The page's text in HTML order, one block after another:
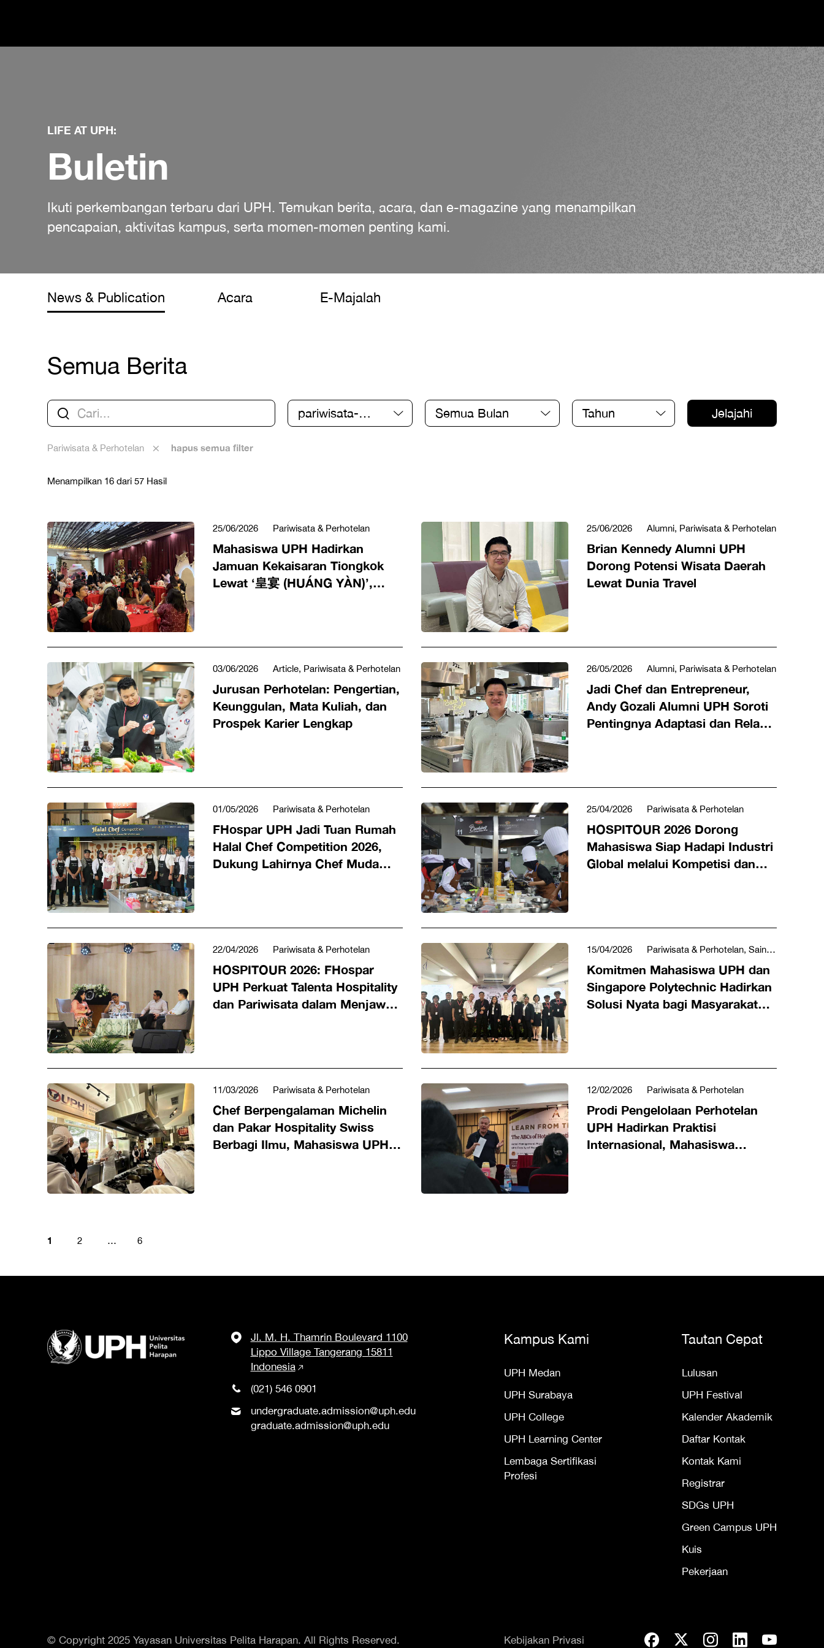
LIFE AT UPH:
Buletin
Ikuti perkembangan terbaru dari UPH. Temukan berita, acara, dan e-magazine yang menampilkan
pencapaian, aktivitas kampus, serta momen-momen penting kami.
News & Publication Acara E-Majalah
Semua Berita
pariwisata-
perhotelan
Semua Bulan Tahun Jelajahi
Pariwisata & Perhotelan hapus semua filter
Menampilkan 16 dari 57 Hasil
25/06/2026 Pariwisata & Perhotelan
Mahasiswa UPH Hadirkan
Jamuan Kekaisaran Tiongkok
Lewat ‘皇宴 (HUÁNG YÀN)’,
25/06/2026 Alumni, Pariwisata & Perhotelan
Brian Kennedy Alumni UPH
Dorong Potensi Wisata Daerah
Lewat Dunia Travel
03/06/2026 Article, Pariwisata & Perhotelan
Jurusan Perhotelan: Pengertian,
Keunggulan, Mata Kuliah, dan
Prospek Karier Lengkap
26/05/2026 Alumni, Pariwisata & Perhotelan
Jadi Chef dan Entrepreneur,
Andy Gozali Alumni UPH Soroti
Pentingnya Adaptasi dan Relasi
01/05/2026 Pariwisata & Perhotelan
FHospar UPH Jadi Tuan Rumah
Halal Chef Competition 2026,
Dukung Lahirnya Chef Muda
25/04/2026 Pariwisata & Perhotelan
HOSPITOUR 2026 Dorong
Mahasiswa Siap Hadapi Industri
Global melalui Kompetisi dan
22/04/2026 Pariwisata & Perhotelan
HOSPITOUR 2026: FHospar
UPH Perkuat Talenta Hospitality
dan Pariwisata dalam Menjawab
15/04/2026
Musik & Desain, Social & Humaniora
Komitmen Mahasiswa UPH dan
Singapore Polytechnic Hadirkan
Solusi Nyata bagi Masyarakat
11/03/2026 Pariwisata & Perhotelan
Chef Berpengalaman Michelin
dan Pakar Hospitality Swiss
Berbagi Ilmu, Mahasiswa UPH
12/02/2026 Pariwisata & Perhotelan
Prodi Pengelolaan Perhotelan
UPH Hadirkan Praktisi
Internasional, Mahasiswa
1 2 … 6
Jl. M. H. Thamrin Boulevard 1100
Lippo Village Tangerang 15811
Indonesia
(021) 546 0901
undergraduate.admission@uph.edu
graduate.admission@uph.edu
Kampus Kami
UPH Medan
UPH Surabaya
UPH College
UPH Learning Center
Lembaga Sertifikasi
Profesi
Tautan Cepat
Lulusan
UPH Festival
Kalender Akademik
Daftar Kontak
Kontak Kami
Registrar
SDGs UPH
Green Campus UPH
Kuis
Pekerjaan
© Copyright 2025 Yayasan Universitas Pelita Harapan. All Rights Reserved. Kebijakan Privasi